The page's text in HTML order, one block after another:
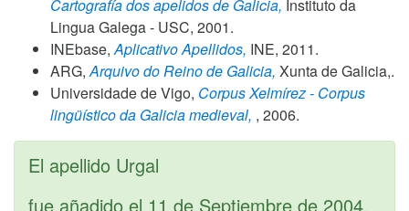
Cartografía dos apelidos de Galicia, Instituto da
Lingua Galega - USC, 2001.
INEbase, Aplicativo Apellidos, INE, 2011.
ARG, Arquivo do Reino de Galicia, Xunta de Galicia,.
Universidade de Vigo, Corpus Xelmírez - Corpus
lingüístico da Galicia medieval, , 2006.
El apellido Urgal
fue añadido el 11 de Septiembre de 2004